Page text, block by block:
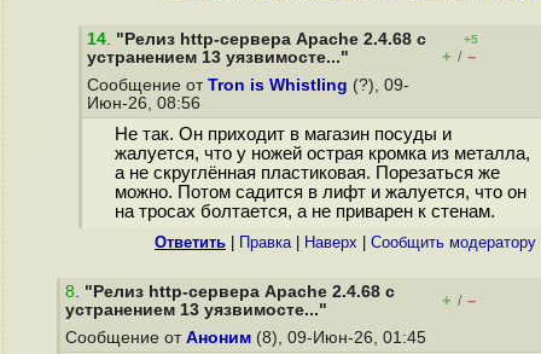
14. "Релиз http-сервера Apache 2.4.68 с
устранением 13 уязвимосте..."
+5
+ / –
Сообщение от Tron is Whistling (?), 09-
Июн-26, 08:56
Не так. Он приходит в магазин посуды и
жалуется, что у ножей острая кромка из металла,
а не скруглённая пластиковая. Порезаться же
можно. Потом садится в лифт и жалуется, что он
на тросах болтается, а не приварен к стенам.
Ответить Правка| Наверх Cообщить модератору
8. "Релиз http-сервера Apache 2.4.68 с
устранением 13 уязвимосте..."
+ / –
Сообщение от Аноним (8), 09-Июн-26, 01:45